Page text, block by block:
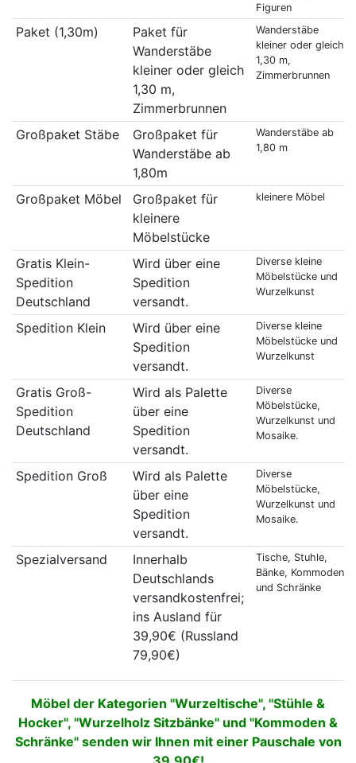
Figuren
Paket (1,30m)
Paket für
Wanderstäbe
kleiner oder gleich
1,30 m,
Zimmerbrunnen
Wanderstäbe
kleiner oder gleich
1,30 m,
Zimmerbrunnen
Großpaket Stäbe
Großpaket für
Wanderstäbe ab
1,80m
Wanderstäbe ab
1,80 m
Großpaket Möbel
Großpaket für
kleinere
Möbelstücke
kleinere Möbel
Gratis Klein-
Spedition
Deutschland
Wird über eine
Spedition
versandt.
Diverse kleine
Möbelstücke und
Wurzelkunst
Spedition Klein
Wird über eine
Spedition
versandt.
Diverse kleine
Möbelstücke und
Wurzelkunst
Gratis Groß-
Spedition
Deutschland
Wird als Palette
über eine
Spedition
versandt.
Diverse
Möbelstücke,
Wurzelkunst und
Mosaike.
Spedition Groß
Wird als Palette
über eine
Spedition
versandt.
Diverse
Möbelstücke,
Wurzelkunst und
Mosaike.
Spezialversand
Innerhalb
Deutschlands
versandkostenfrei;
ins Ausland für
39,90€ (Russland
79,90€)
Tische, Stuhle,
Bänke, Kommoden
und Schränke
Möbel der Kategorien "Wurzeltische", "Stühle &
Hocker", "Wurzelholz Sitzbänke" und "Kommoden &
Schränke" senden wir Ihnen mit einer Pauschale von